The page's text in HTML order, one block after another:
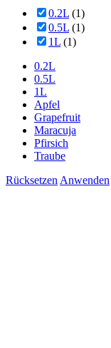
0.2L (1)
0.5L (1)
1L (1)
0.2L
0.5L
1L
Apfel
Grapefruit
Maracuja
Pfirsich
Traube
Rücksetzen Anwenden